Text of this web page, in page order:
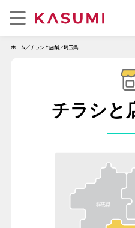
ホーム チラシと店舗 埼玉県
チラシと
群馬県